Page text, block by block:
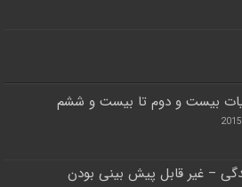
بيست و دوم تا بيست و ششم
– غیر قابل پیش بینی بودن